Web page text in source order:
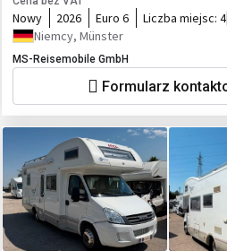
Nowy 2026 Euro 6 Liczba miejsc: 4
Niemcy, Münster
MS-Reisemobile GmbH
Formularz